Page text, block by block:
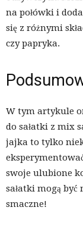
na połówki i
się z różnymi
czy papryka.
W tym artykule
do sałatki z mix
jajka to tylko
swoje ulubione
sałatki mogą
smaczne!